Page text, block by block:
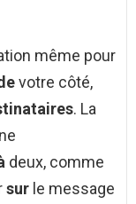
même pour
votre côté,
. La
deux, comme
sur le message